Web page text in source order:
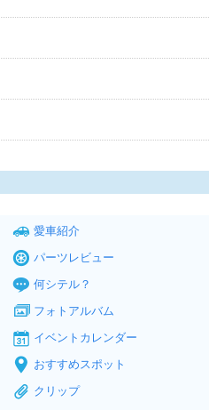
愛車紹介
パーツレビュー
何シテル？
フォトアルバム
イベントカレンダー
おすすめスポット
クリップ